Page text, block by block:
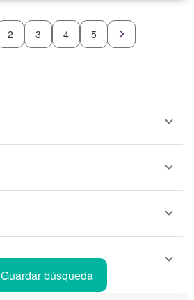
2 3 4 5
Guardar búsqueda